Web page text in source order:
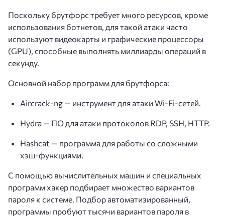
Поскольку брутфорс требует много ресурсов, кроме
использования ботнетов, для такой атаки часто
используют видеокарты и графические процессоры
(GPU), способные выполнять миллиарды операций в
секунду.
Основной набор программ для брутфорса:
Aircrack-ng — инструмент для атаки Wi-Fi-сетей.
Hydra — ПО для атаки протоколов RDP, SSH, HTTP.
Hashcat — программа для работы со сложными
хэш-функциями.
С помощью вычислительных машин и специальных
программ хакер подбирает множество вариантов
пароля к системе. Подбор автоматизированный,
программы пробуют тысячи вариантов пароля в